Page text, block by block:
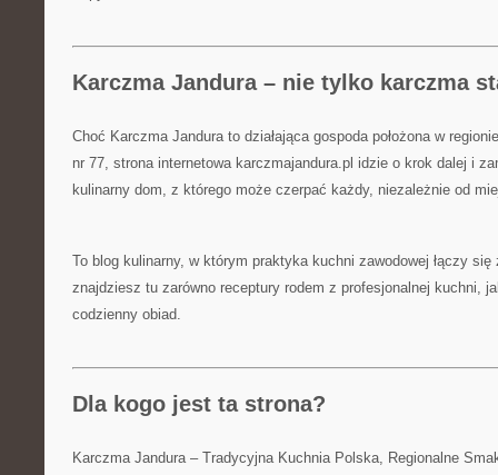
Karczma Jandura – nie tylko karczma
Choć Karczma Jandura to działająca gospoda położona w
nr 77, strona internetowa karczmajandura.pl idzie o krok dalej i
kulinarny dom, z którego może czerpać każdy, niezależnie od
To blog kulinarny, w którym praktyka kuchni zawodowej łączy
znajdziesz tu zarówno receptury rodem z profesjonalnej kuchni,
codzienny obiad.
Dla kogo jest ta strona?
Karczma Jandura – Tradycyjna Kuchnia Polska, Regionalne